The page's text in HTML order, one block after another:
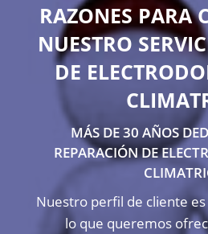
RAZONES PARA
NUESTRO
DE
MÁS DE 30 AÑOS
REPARACIÓN DE
Nuestro perfil de cliente
lo que queremos